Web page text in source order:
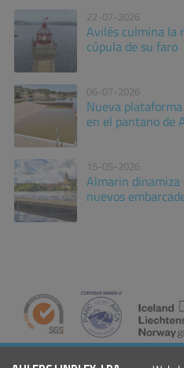
22-07-2026
Avilés culmina la
cúpula de su faro
06-07-2026
Nueva
en el pantano de
15-05-2026
Almarin dinamiza
nuevos